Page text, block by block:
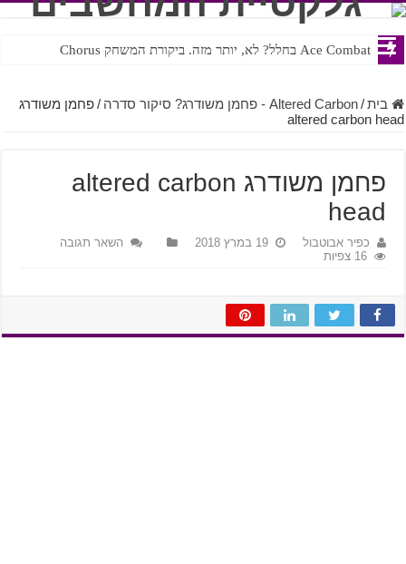
Ace Combat בחלל? לא, יותר מזה. ביקורת המשחק Chorus
Steven Universe והשירים שתורגמו בצורה נוראית לעברית
בית / Altered Carbon - פחמן משודרג? סיקור סדרה / פחמן משודרג
altered carbon head
פחמן משודרג altered carbon
head
כפיר אבוטבול 19 במרץ 2018
השאר תגובה
16 צפיות